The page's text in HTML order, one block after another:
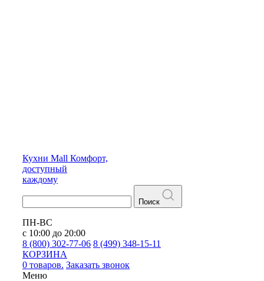
Кухни Mall Комфорт,
доступный
каждому
Поиск
ПН-ВС
с 10:00 до 20:00
8 (800) 302-77-06 8 (499) 348-15-11
КОРЗИНА
0 товаров. Заказать звонок
Меню